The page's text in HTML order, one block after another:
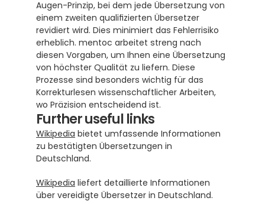
Augen-Prinzip, bei dem jede Übersetzung von
einem zweiten qualifizierten Übersetzer
revidiert wird. Dies minimiert das Fehlerrisiko
erheblich. mentoc arbeitet streng nach
diesen Vorgaben, um Ihnen eine Übersetzung
von höchster Qualität zu liefern. Diese
Prozesse sind besonders wichtig für das
Korrekturlesen wissenschaftlicher Arbeiten,
wo Präzision entscheidend ist.
Further useful links
Wikipedia bietet umfassende Informationen
zu bestätigten Übersetzungen in
Deutschland.
Wikipedia liefert detaillierte Informationen
über vereidigte Übersetzer in Deutschland.